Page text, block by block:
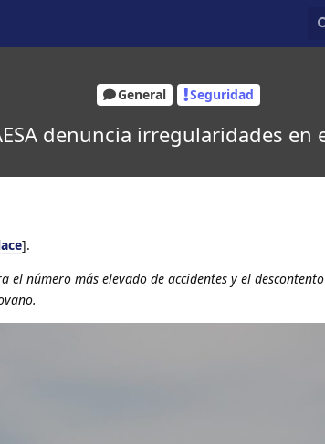
General Seguridad
denuncia irregularidades en
].
el número más elevado de accidentes y el